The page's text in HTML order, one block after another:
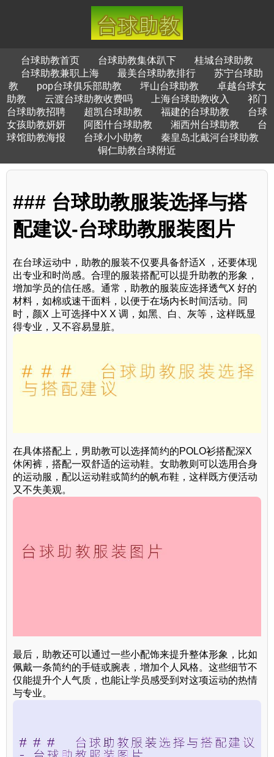
台球助教首页 台球助教集体趴下
桂城台球助教
台球助教兼职上海
最美台球助教排行
苏宁台球助
教
pop台球俱乐部助教 坪山台球助教
卓越台球女
助教
云渡台球助教收费吗 上海台球助教收入
祁门
台球助教招聘
超凯台球助教 福建的台球助教
台球
女孩助教妍妍
阿图什台球助教 湘西州台球助教
台
球馆助教海报
台球小小助教
秦皇岛北戴河台球助教
铜仁助教台球附近
### 台球助教服装选择与搭
配建议-台球助教服装图片
在台球运动中，助教的服装不仅要具备舒适X ，还要体现
出专业和时尚感。合理的服装搭配可以提升助教的形象，
增加学员的信任感。通常，助教的服装应选择透气X 好的
材料，如棉或速干面料，以便于在场内长时间活动。同
时，颜X 上可选择中X X 调，如黑、白、灰等，这样既显
得专业，又不容易显脏。
在具体搭配上，男助教可以选择简约的POLO衫搭配深X
休闲裤，搭配一双舒适的运动鞋。女助教则可以选用合身
的运动服，配以运动鞋或简约的帆布鞋，这样既方便活动
又不失美观。
最后，助教还可以通过一些小配饰来提升整体形象，比如
佩戴一条简约的手链或腕表，增加个人风格。这些细节不
仅能提升个人气质，也能让学员感受到对这项运动的热情
与专业。